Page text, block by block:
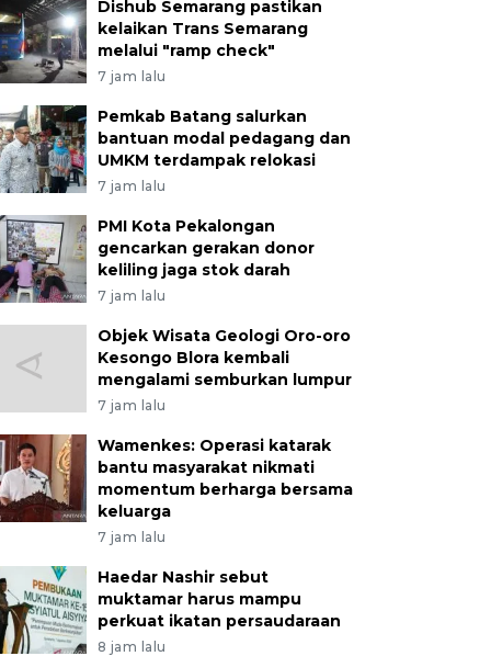
Dishub Semarang pastikan
kelaikan Trans Semarang
melalui "ramp check"
7 jam lalu
Pemkab Batang salurkan
bantuan modal pedagang dan
UMKM terdampak relokasi
7 jam lalu
PMI Kota Pekalongan
gencarkan gerakan donor
keliling jaga stok darah
7 jam lalu
Objek Wisata Geologi Oro-oro
Kesongo Blora kembali
mengalami semburkan lumpur
7 jam lalu
Wamenkes: Operasi katarak
bantu masyarakat nikmati
momentum berharga bersama
keluarga
7 jam lalu
Haedar Nashir sebut
muktamar harus mampu
perkuat ikatan persaudaraan
8 jam lalu